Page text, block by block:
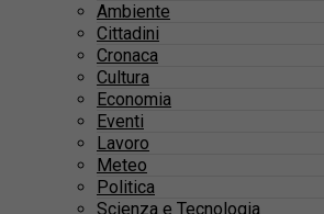
Ambiente
Cittadini
Cronaca
Cultura
Economia
Eventi
Lavoro
Meteo
Politica
Scienza e Tecnologia